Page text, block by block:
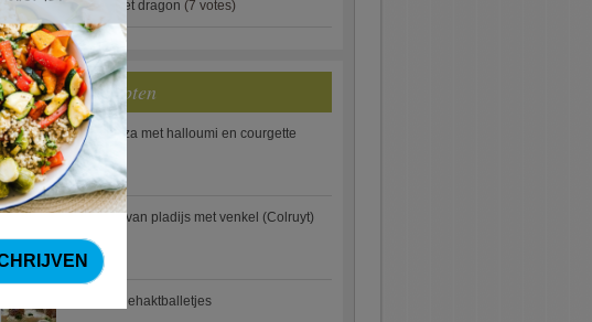
4.7:Gestoofde kip met dragon (7 votes)
Nieuwste Recepten
Turkse pizza met halloumi en courgette
Waterzooi van pladijs met venkel (Colruyt)
Zweedse gehaktballetjes